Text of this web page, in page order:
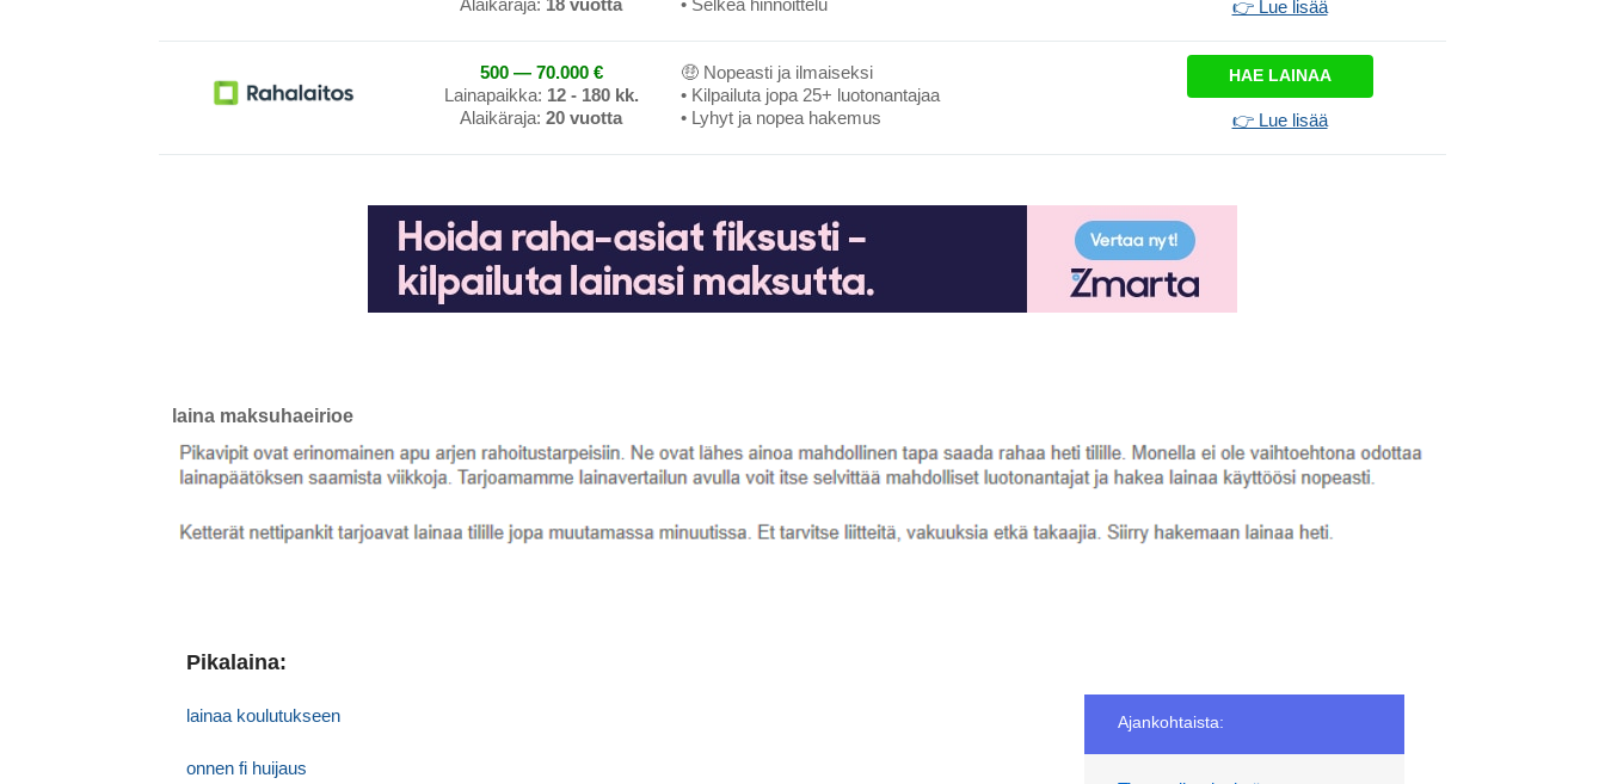
Alaikäraja: 18 vuotta
• Selkeä hinnoittelu
👉 Lue lisää
500 — 70.000 €
Lainapaikka: 12 - 180 kk.
Alaikäraja: 20 vuotta
🤑 Nopeasti ja ilmaiseksi
• Kilpailuta jopa 25+ luotonantajaa
• Lyhyt ja nopea hakemus
HAE LAINAA
👉 Lue lisää
laina maksuhaeirioe
Ajankohtaista:
Pikalaina:
lainaa koulutukseen
onnen fi huijaus